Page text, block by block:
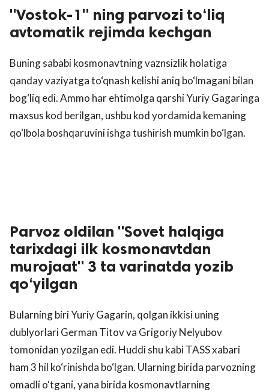
"Vostok-1" ning parvozi to‘liq
avtomatik rejimda kechgan
Buning sababi kosmonavtning vaznsizlik holatiga
qanday vaziyatga to‘qnash kelishi aniq bo‘lmagani bilan
bog‘liq edi. Ammo har ehtimolga qarshi Yuriy Gagaringa
maxsus kod berilgan, ushbu kod yordamida kemaning
qo‘lbola boshqaruvini ishga tushirish mumkin bo‘lgan.
Parvoz oldilan "Sovet halqiga
tarixdagi ilk kosmonavtdan
murojaat" 3 ta varinatda yozib
qo‘yilgan
Bularning biri Yuriy Gagarin, qolgan ikkisi uning
dublyorlari German Titov va Grigoriy Nelyubov
tomonidan yozilgan edi. Huddi shu kabi TASS xabari
ham 3 hil ko‘rinishda bo‘lgan. Ularning birida parvozning
omadli o‘tgani, yana birida kosmonavtlarning